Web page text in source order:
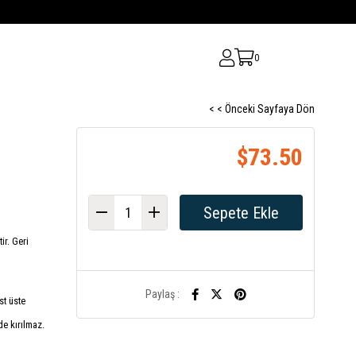
0
< < Önceki Sayfaya Dön
Geri
üste
kırılmaz.
$73.50
Paylaş :